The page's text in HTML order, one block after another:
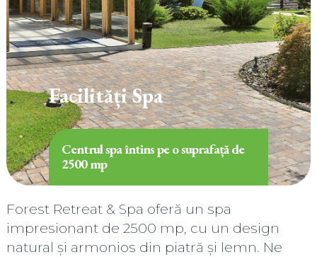
Facilități Spa
Centrul spa întins pe o suprafață de
2500 mp
Forest Retreat & Spa oferă un spa
impresionant de 2500 mp, cu un design
natural și armonios din piatră și lemn. Ne